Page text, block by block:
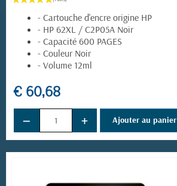
- Cartouche d'encre origine HP
- HP 62XL / C2P05A Noir
- Capacité 600 PAGES
- Couleur Noir
- Volume 12ml
€ 60,68
− + Ajouter au panier